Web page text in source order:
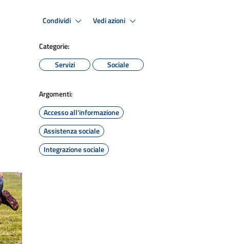
Condividi Vedi azioni
Categorie:
Servizi
Sociale
Argomenti:
Accesso all'informazione
Assistenza sociale
Integrazione sociale